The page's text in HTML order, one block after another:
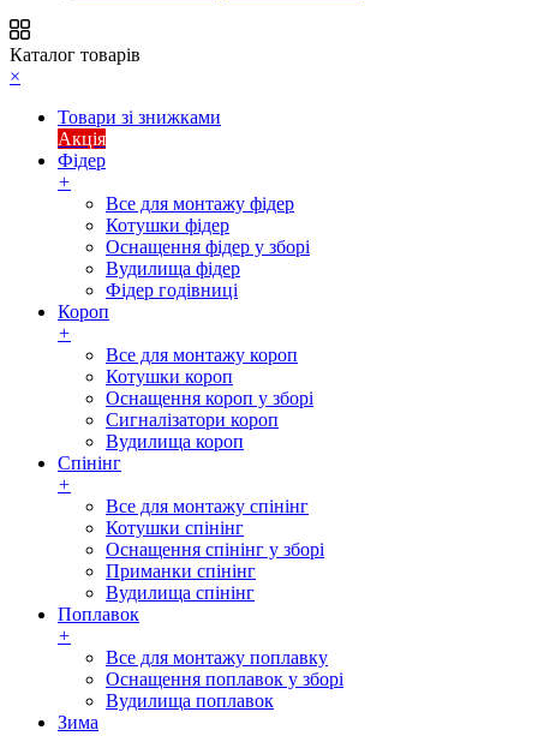
Каталог товарів
×
Товари зі знижками
Акція
Фідер
+
Все для монтажу фідер
Котушки фідер
Оснащення фідер у зборі
Вудилища фідер
Фідер годівниці
Короп
+
Все для монтажу короп
Котушки короп
Оснащення короп у зборі
Сигналізатори короп
Вудилища короп
Спінінг
+
Все для монтажу спінінг
Котушки спінінг
Оснащення спінінг у зборі
Приманки спінінг
Вудилища спінінг
Поплавок
+
Все для монтажу поплавку
Оснащення поплавок у зборі
Вудилища поплавок
Зима